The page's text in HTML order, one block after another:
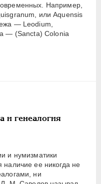
Например,
или Aquensis
— Leodium,
— (Sancta) Colonia
и генеалогия
и нумизматики
наличие ее никогда не
ни